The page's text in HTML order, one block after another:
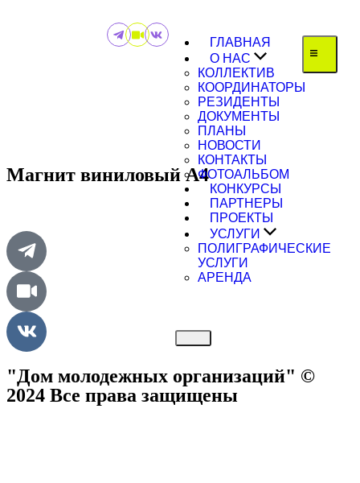
ГЛАВНАЯ
О НАС
КОЛЛЕКТИВ
КООРДИНАТОРЫ
РЕЗИДЕНТЫ
ДОКУМЕНТЫ
ПЛАНЫ
НОВОСТИ
КОНТАКТЫ
ФОТОАЛЬБОМ
КОНКУРСЫ
ПАРТНЕРЫ
ПРОЕКТЫ
УСЛУГИ
ПОЛИГРАФИЧЕСКИЕ
УСЛУГИ
АРЕНДА
Магнит виниловый А4
"Дом молодежных организаций" ©
2024 Все права защищены